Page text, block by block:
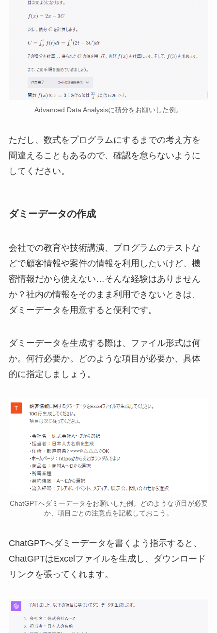
Advanced Data Analysisに積分をお願いした例。
ただし、数式をプログラムにするまでの考え方を
間違えることもあるので、確認を怠らないように
してください。
ダミーデータの作成
会社での教育や技術講演、プログラムのテストな
どで顧客情報や案件の情報を利用したいけど、機
密情報だから使えない…そんな経験はありません
か？社内の情報をそのまま利用できないときは、
ダミーデータを用意すると便利です。
ダミーデータを生成する際は、ファイル形式は何
か。何行必要か。どのような項目が必要か、具体
的に指定しましょう。
ChatGPTへダミーデータをお願いした例。どのような項目が必要
か、項目ごとの注意点を記載しておこう。
ChatGPTへダミーデータを書くよう指示すると、
ChatGPTはExcelファイルを生成し、ダウンロード
リンクを張ってくれます。